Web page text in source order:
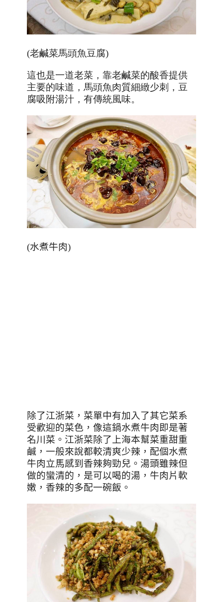
(老鹹菜馬頭魚豆腐)
這也是一道老菜，靠老鹹菜的酸香提供
主要的味道，馬頭魚肉質細緻少刺，豆
腐吸附湯汁，有傳統風味。
(水煮牛肉)
除了江浙菜，菜單中有加入了其它菜系
受歡迎的菜色，像這鍋水煮牛肉即是著
名川菜。江浙菜除了上海本幫菜重甜重
鹹，一般來說都較清爽少辣，配個水煮
牛肉立馬感到香辣夠勁兒。湯頭雖辣但
做的蠻清的，是可以喝的湯，牛肉片軟
嫩，香辣的多配一碗飯。